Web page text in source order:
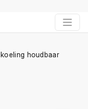
houdbaar